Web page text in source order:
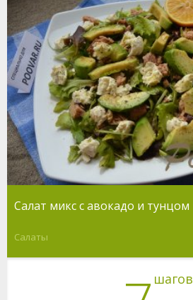
Салат микс с авокадо и тунцом
Салаты
шагов